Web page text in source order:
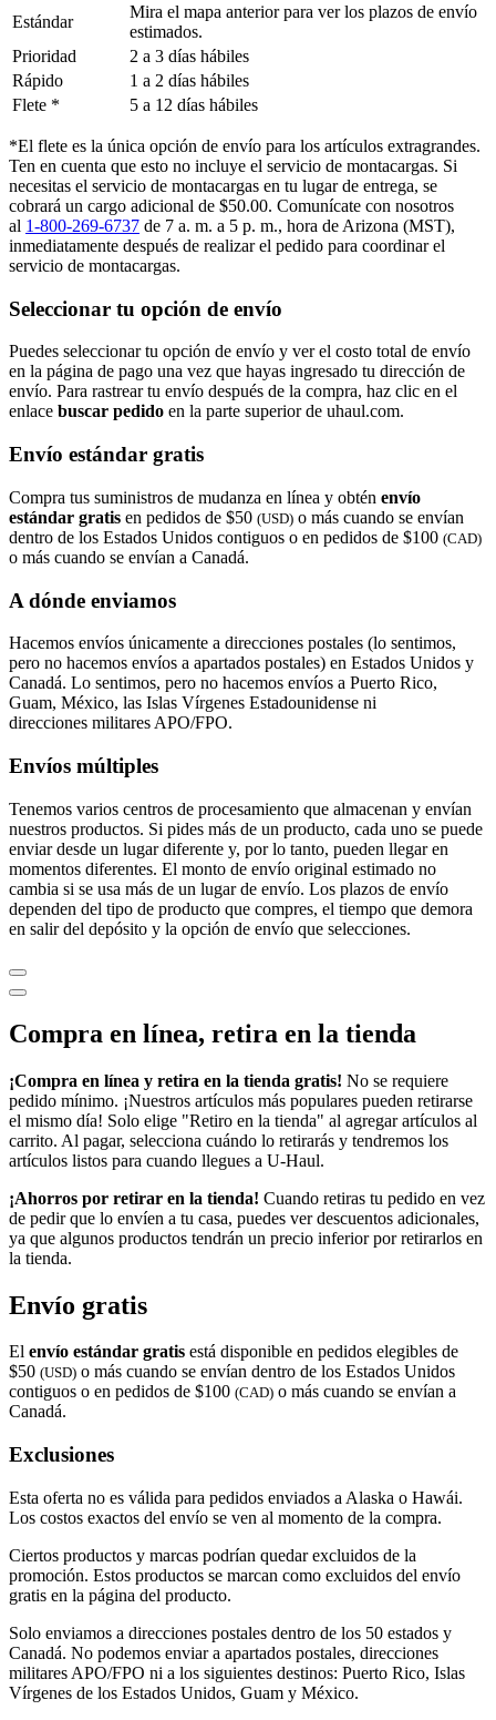
Estándar
Mira el mapa anterior para ver los plazos de envío
estimados.
Prioridad
2 a 3 días hábiles
Rápido
1 a 2 días hábiles
Flete *
5 a 12 días hábiles
*El flete es la única opción de envío para los artículos extragrandes.
Ten en cuenta que esto no incluye el servicio de montacargas. Si
necesitas el servicio de montacargas en tu lugar de entrega, se
cobrará un cargo adicional de $50.00. Comunícate con nosotros
al 1-800-269-6737 de 7 a. m. a 5 p. m., hora de Arizona (MST),
inmediatamente después de realizar el pedido para coordinar el
servicio de montacargas.
Seleccionar tu opción de envío
Puedes seleccionar tu opción de envío y ver el costo total de envío
en la página de pago una vez que hayas ingresado tu dirección de
envío. Para rastrear tu envío después de la compra, haz clic en el
enlace buscar pedido​​​​​​​ en la parte superior de uhaul.com.
Envío estándar gratis
Compra tus suministros de mudanza en línea y obtén envío
estándar gratis en pedidos de $50 (USD) o más cuando se envían
dentro de los Estados Unidos contiguos o en pedidos de $100 (CAD)
o más cuando se envían a Canadá.
A dónde enviamos
Hacemos envíos únicamente a direcciones postales (lo sentimos,
pero no hacemos envíos a apartados postales) en Estados Unidos y
Canadá. Lo sentimos, pero no hacemos envíos a Puerto Rico,
Guam, México, las Islas Vírgenes Estadounidense ni
direcciones militares APO/FPO.
Envíos múltiples
Tenemos varios centros de procesamiento que almacenan y envían
nuestros productos. Si pides más de un producto, cada uno se puede
enviar desde un lugar diferente y, por lo tanto, pueden llegar en
momentos diferentes. El monto de envío original estimado no
cambia si se usa más de un lugar de envío. Los plazos de envío
dependen del tipo de producto que compres, el tiempo que demora
en salir del depósito y la opción de envío que selecciones.
Compra en línea, retira en la tienda
¡Compra en línea y retira en la tienda gratis! No se requiere
pedido mínimo. ¡Nuestros artículos más populares pueden retirarse
el mismo día! Solo elige "Retiro en la tienda" al agregar artículos al
carrito. Al pagar, selecciona cuándo lo retirarás y tendremos los
artículos listos para cuando llegues a U-Haul.
¡Ahorros por retirar en la tienda! Cuando retiras tu pedido en vez
de pedir que lo envíen a tu casa, puedes ver descuentos adicionales,
ya que algunos productos tendrán un precio inferior por retirarlos en
la tienda.
Envío gratis
El envío estándar gratis está disponible en pedidos elegibles de
$50 (USD) o más cuando se envían dentro de los Estados Unidos
contiguos o en pedidos de $100 (CAD) o más cuando se envían a
Canadá.
Exclusiones
Esta oferta no es válida para pedidos enviados a Alaska o Hawái.
Los costos exactos del envío se ven al momento de la compra.
Ciertos productos y marcas podrían quedar excluidos de la
promoción. Estos productos se marcan como excluidos del envío
gratis en la página del producto.
Solo enviamos a direcciones postales dentro de los 50 estados y
Canadá. No podemos enviar a apartados postales, direcciones
militares APO/FPO ni a los siguientes destinos: Puerto Rico, Islas
Vírgenes de los Estados Unidos, Guam y México.